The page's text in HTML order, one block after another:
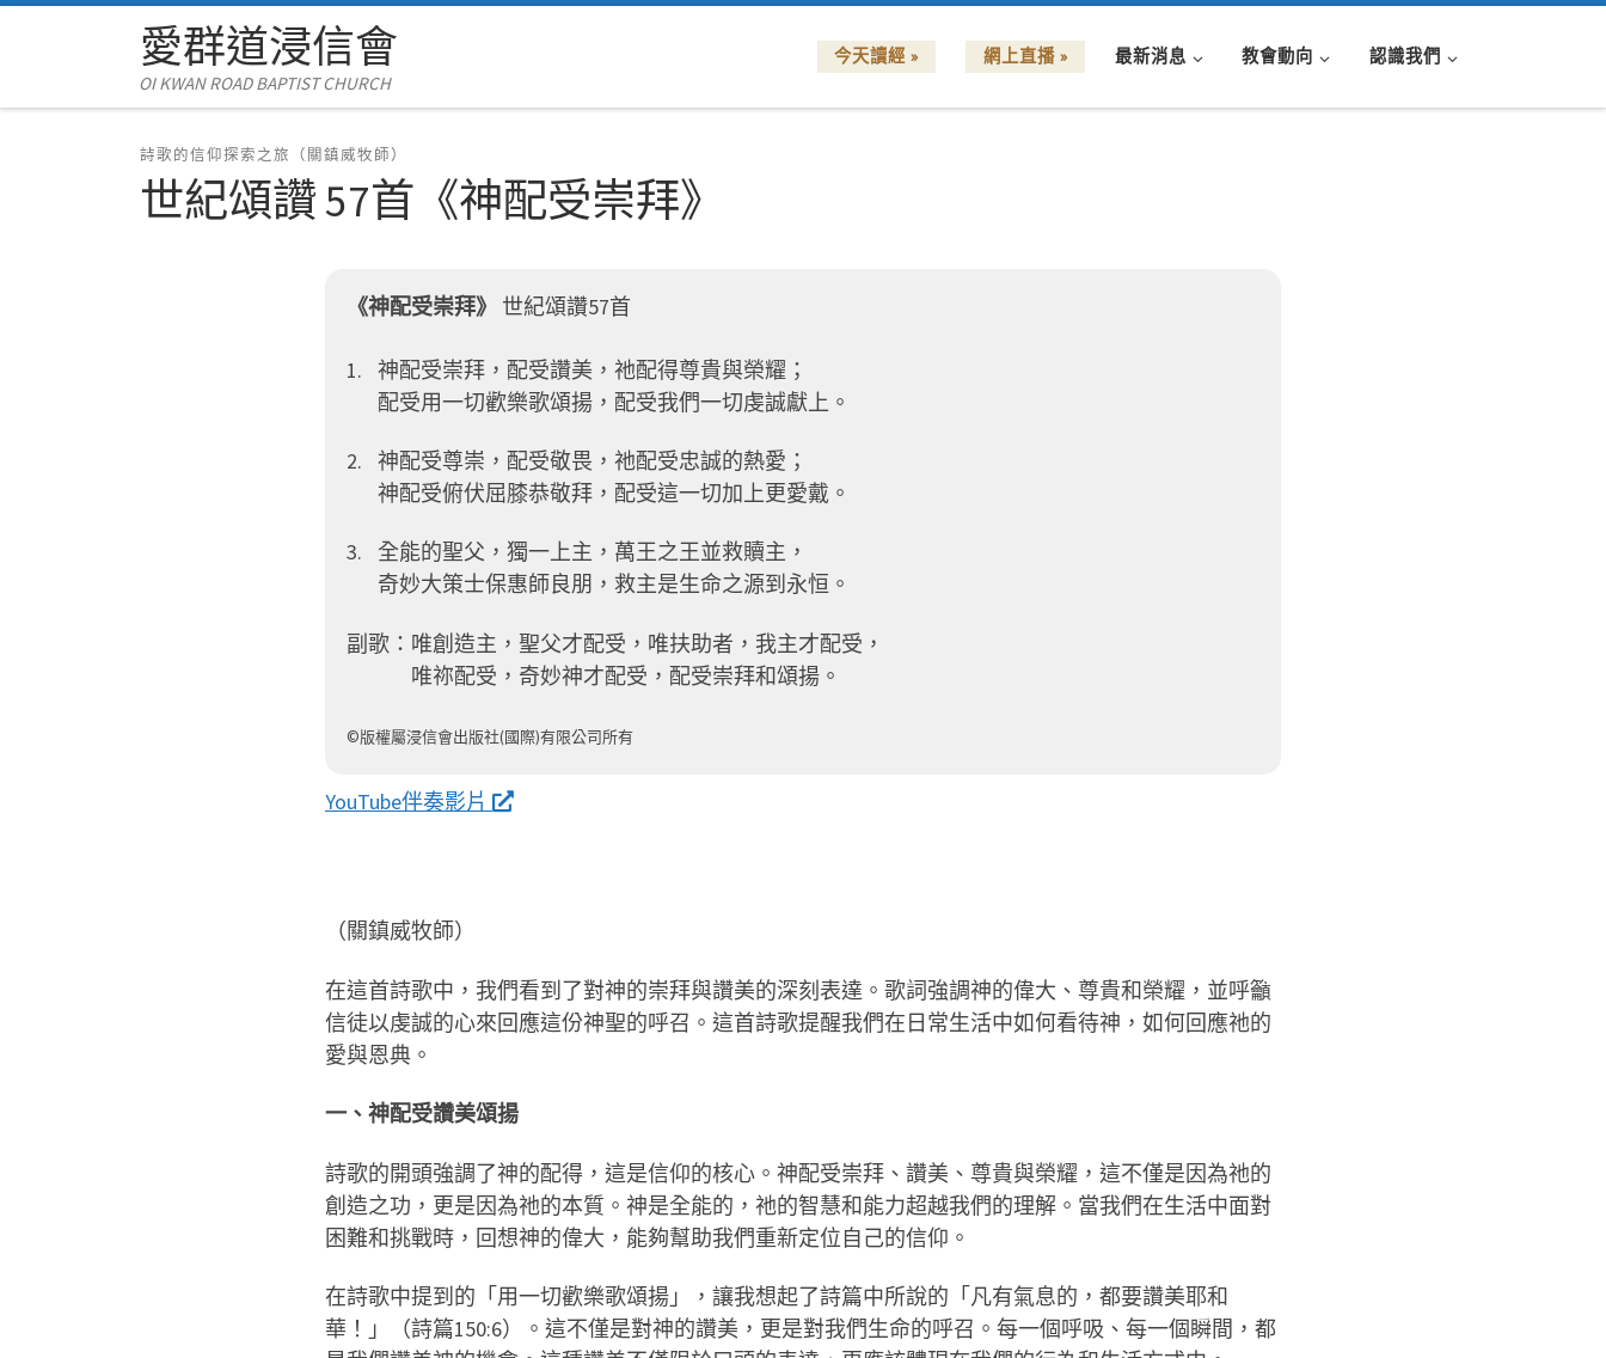
Skip to content愛群道浸信會
OI KWAN ROAD BAPTIST CHURCH
今天讀經 » 網上直播 » 最新消息 教會動向 認識我們
詩歌的信仰探索之旅（關鎮威牧師）
世紀頌讚 57首 《神配受崇拜》
《神配受崇拜》 世紀頌讚57首
神配受崇拜，配受讚美， 祂配得尊貴與榮耀；
配受用一切歡樂歌頌揚， 配受我們一切虔誠獻上。
神配受尊崇，配受敬畏， 祂配受忠誠的熱愛；
神配受俯伏屈膝恭敬拜， 配受這一切加上更愛戴。
全能的聖父，獨一上主， 萬王之王並救贖主，
奇妙大策士保惠師良朋， 救主是生命之源到永恒。
副歌： 唯創造主，聖父才配受， 唯扶助者，我主才配受，
唯祢配受，奇妙神才配受， 配受崇拜和頌揚。
©版權屬浸信會出版社(國際)有限公司所有
YouTube伴奏影片
（關鎮威牧師）
在這首詩歌中，我們看到了對神的崇拜與讚美的深刻表達。歌詞強調神的偉大、尊貴和榮耀，並呼籲
信徒以虔誠的心來回應這份神聖的呼召。這首詩歌提醒我們在日常生活中如何看待神，如何回應祂的
愛與恩典。
一、神配受讚美頌揚
詩歌的開頭強調了神的配得，這是信仰的核心。神配受崇拜、讚美、尊貴與榮耀，這不僅是因為祂的
創造之功，更是因為祂的本質。神是全能的，祂的智慧和能力超越我們的理解。當我們在生活中面對
困難和挑戰時，回想神的偉大，能夠幫助我們重新定位自己的信仰。
在詩歌中提到的「用一切歡樂歌頌揚」，讓我想起了詩篇中所說的「凡有氣息的，都要讚美耶和
華！」（詩篇150:6）。這不僅是對神的讚美，更是對我們生命的呼召。每一個呼吸、每一個瞬間，都